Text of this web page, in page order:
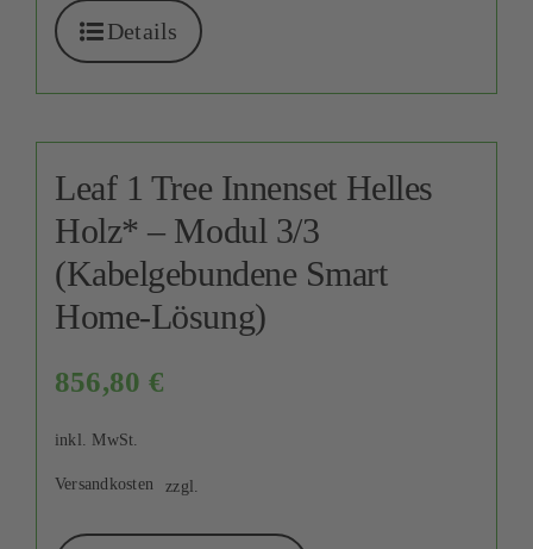
Details
Leaf 1 Tree Innenset Helles
Holz* – Modul 3/3
(Kabelgebundene Smart
Home-Lösung)
856,80 €
inkl. MwSt.
zzgl.
Versandkosten